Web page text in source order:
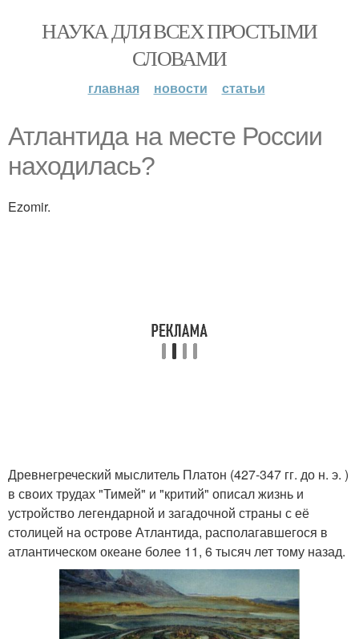
НАУКА ДЛЯ ВСЕХ ПРОСТЫМИ
СЛОВАМИ
главная новости статьи
Атлантида на месте России
находилась?
Ezomir.
Древнегреческий мыслитель Платон (427-347 гг. до н. э. )
в своих трудах "Тимей" и "критий" описал жизнь и
устройство легендарной и загадочной страны с её
столицей на острове Атлантида, располагавшегося в
атлантическом океане более 11, 6 тысяч лет тому назад.